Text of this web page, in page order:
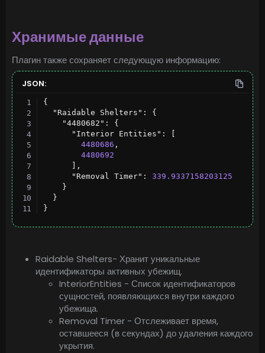
Хранимые данные
Плагин также сохраняет следующую информацию:
JSON:
{
"Raidable Shelters" :
{
"4480682" :
{
"Interior Entities" :
4480686 ,
4480692
,
"Removal Timer" :
339.9337158203125
}
}
}
Raidable Shelters- Хранит уникальные
идентификаторы активных убежищ.
InteriorEntities - Список идентификаторов
сущностей, появляющихся внутри каждого
убежища.
Removal Timer - Отслеживает время,
оставшееся (в секундах) до удаления каждого
укрытия.